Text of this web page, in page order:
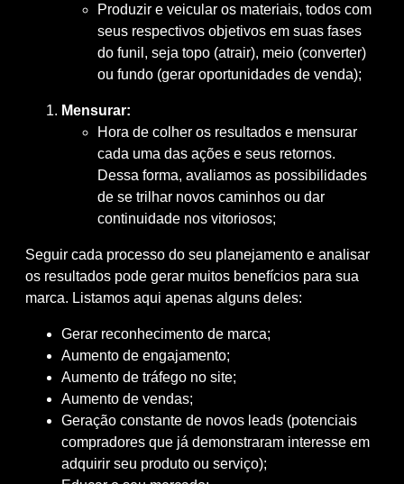
Produzir e veicular os materiais, todos com
seus respectivos objetivos em suas fases
do funil, seja topo (atrair), meio (converter)
ou fundo (gerar oportunidades de venda);
Mensurar:
Hora de colher os resultados e mensurar
cada uma das ações e seus retornos.
Dessa forma, avaliamos as possibilidades
de se trilhar novos caminhos ou dar
continuidade nos vitoriosos;
Seguir cada processo do seu planejamento e analisar
os resultados pode gerar muitos benefícios para sua
marca. Listamos aqui apenas alguns deles:
Gerar reconhecimento de marca;
Aumento de engajamento;
Aumento de tráfego no site;
Aumento de vendas;
Geração constante de novos leads (potenciais
compradores que já demonstraram interesse em
adquirir seu produto ou serviço);